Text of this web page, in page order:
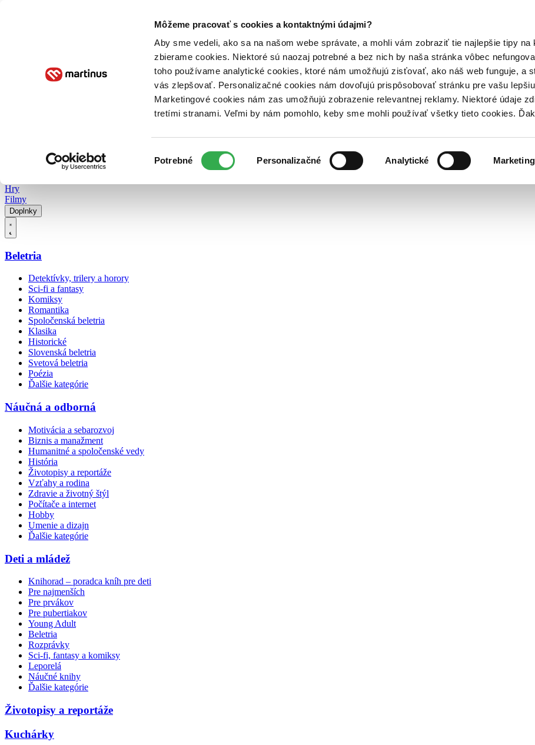
Môžeme pracovať s cookies a kontaktnými údajmi?
Aby sme vedeli, ako sa na našom webe správate, a mohli vám zobraziť tie najlepšie tipy na
zbierame cookies. Niektoré sú naozaj potrebné a bez nich by naša stránka vôbec
toho používame analytické cookies, ktoré nám umožňujú zisťovať, ako náš web funguje, a
vás zlepšovať. Personalizačné cookies nám dovoľujú prispôsobovať stránku pre vašu
Marketingové cookies nám zas umožňujú zobrazenie relevantnej reklamy. Niektoré údaje
tretími stranami. Veľmi by nám pomohlo, keby sme mohli používať všetky tieto cookies.
súhlasu
Potrebné Personalizačné Analytické
Poukážky Kontakt
Hry
Filmy
Doplnky
Beletria
Detektívky, trilery a horory
Sci-fi a fantasy
Komiksy
Romantika
Spoločenská beletria
Klasika
Historické
Slovenská beletria
Svetová beletria
Poézia
Ďalšie kategórie
Náučná a odborná
Motivácia a sebarozvoj
Biznis a manažment
Humanitné a spoločenské vedy
História
Životopisy a reportáže
Vzťahy a rodina
Zdravie a životný štýl
Počítače a internet
Hobby
Umenie a dizajn
Ďalšie kategórie
Deti a mládež
Knihorad – poradca kníh pre deti
Pre najmenších
Pre prvákov
Pre pubertiakov
Young Adult
Beletria
Rozprávky
Sci-fi, fantasy a komiksy
Leporelá
Náučné knihy
Ďalšie kategórie
Životopisy a reportáže
Kuchárky